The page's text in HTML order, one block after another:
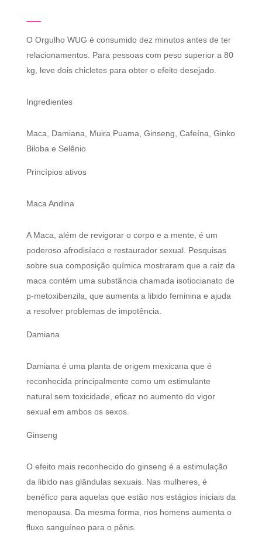
O Orgulho WUG é consumido dez minutos antes de ter
relacionamentos. Para pessoas com peso superior a 80
kg, leve dois chicletes para obter o efeito desejado.
Ingredientes
Maca, Damiana, Muira Puama, Ginseng, Cafeína, Ginko
Biloba e Selênio
Princípios ativos
Maca Andina
A Maca, além de revigorar o corpo e a mente, é um
poderoso afrodisíaco e restaurador sexual. Pesquisas
sobre sua composição química mostraram que a raiz da
maca contém uma substância chamada isotiocianato de
p-metoxibenzila, que aumenta a libido feminina e ajuda
a resolver problemas de impotência.
Damiana
Damiana é uma planta de origem mexicana que é
reconhecida principalmente como um estimulante
natural sem toxicidade, eficaz no aumento do vigor
sexual em ambos os sexos.
Ginseng
O efeito mais reconhecido do ginseng é a estimulação
da libido nas glândulas sexuais. Nas mulheres, é
benéfico para aquelas que estão nos estágios iniciais da
menopausa. Da mesma forma, nos homens aumenta o
fluxo sanguíneo para o pênis.